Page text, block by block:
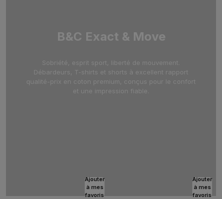
B&C Exact & Move
Sobriété, esprit sport, liberté de mouvement.
Débardeurs, T-shirts et shorts à excellent rapport
qualité-prix en coton premium, conçus pour le confort
et une impression fiable.
Ajouter
à mes
favoris
Ajouter
à mes
favoris